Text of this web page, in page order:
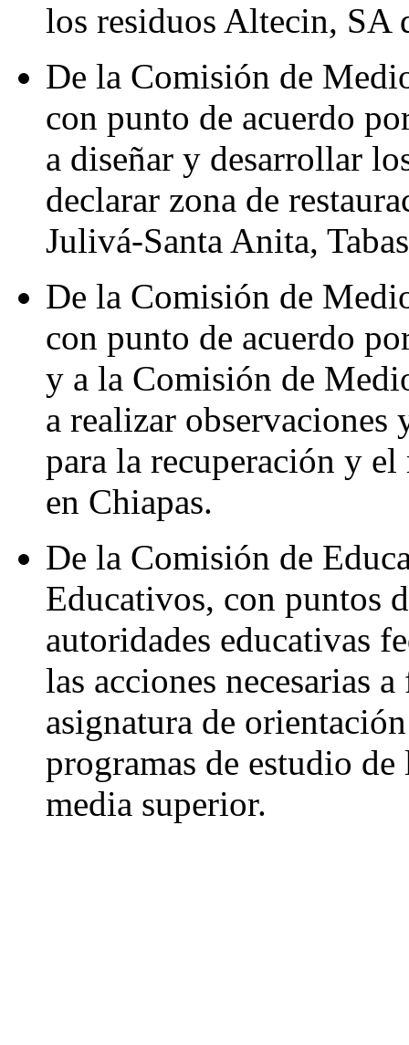
los residuos Altecin, SA
De la Comisión de
con punto de acuerdo
a diseñar y desarrollar
declarar zona de
Julivá-Santa Anita,
De la Comisión de
con punto de acuerdo
y a la Comisión de
a realizar observaciones
para la recuperación y
en Chiapas.
De la Comisión de
Educativos, con puntos
autoridades educativas
las acciones necesarias
asignatura de
programas de estudio
media superior.